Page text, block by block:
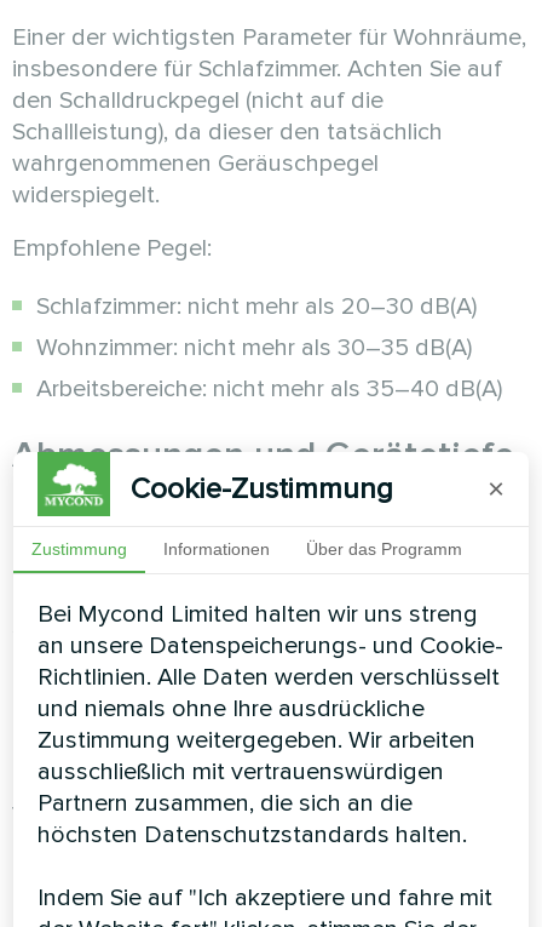
Einer der wichtigsten Parameter für Wohnräume,
insbesondere für Schlafzimmer. Achten Sie auf
den Schalldruckpegel (nicht auf die
Schallleistung), da dieser den tatsächlich
wahrgenommenen Geräuschpegel
widerspiegelt.
Empfohlene Pegel:
Schlafzimmer: nicht mehr als 20–30 dB(A)
Wohnzimmer: nicht mehr als 30–35 dB(A)
Arbeitsbereiche: nicht mehr als 35–40 dB(A)
Abmessungen und Gerätetiefe
(mm)
Ultraflache Fan-Coilsmit einer Tiefe bis 130 mm
sich ideal für die Montage unter
Panoramafenstern und nehmen kaum Platz ein.
Motortyp (DC/AC)
Fan-Coils mitDC-Motor (Gleichstrom)
verbrauchen bis zu 60 % weniger Strom als
Geräte mit AC-Motor (Wechselstrom). Zudem
feinere Drehzahlregelung.
Cookie-Zustimmung ×
Zustimmung Informationen Über das Programm
Bei Mycond Limited halten wir uns streng
an unsere Datenspeicherungs- und Cookie-
Richtlinien. Alle Daten werden verschlüsselt
und niemals ohne Ihre ausdrückliche
Zustimmung weitergegeben. Wir arbeiten
ausschließlich mit vertrauenswürdigen
Partnern zusammen, die sich an die
höchsten Datenschutzstandards halten.
Indem Sie auf "Ich akzeptiere und fahre mit